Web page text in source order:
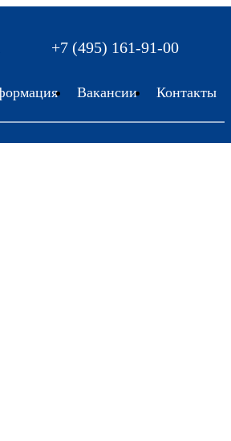
+7 (495) 161-91-00
Вакансии Контакты